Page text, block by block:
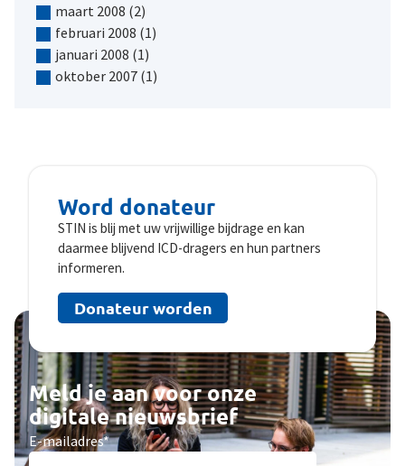
maart 2008 (2)
februari 2008 (1)
januari 2008 (1)
oktober 2007(1)
Meld je aan voor onze
digitale nieuwsbrief
E-mailadres*
Word donateur
STIN is blij met uw vrijwillige bijdrage en kan
daarmee blijvend ICD-dragers en hun partners
informeren.
Donateur worden